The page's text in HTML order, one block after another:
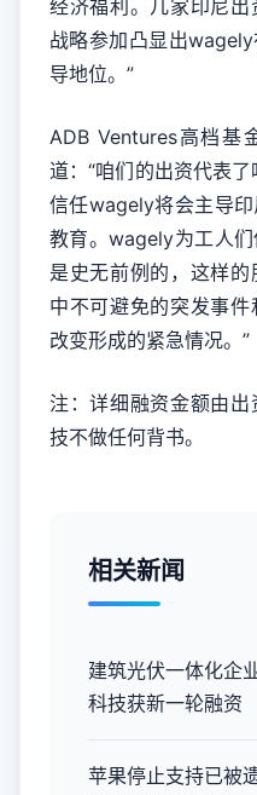
经济福利。几家印尼
战略参加凸显出
导地位。”
ADB Ventures高档基
道：“咱们的出资代表
信任wagely将会主导
教育。wagely为工人
是史无前例的，这样
中不可避免的突发事
改变形成的紧急情况。”
注：详细融资金额由
技不做任何背书。
相关新闻
建筑光伏一体化企
科技获新一轮融资
苹果停止支持已被